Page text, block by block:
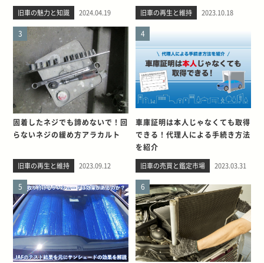
旧車の魅力と知識 2024.04.19 旧車の再生と維持 2023.10.18
3
固着したネジでも諦めないで！回
らないネジの緩め方アラカルト
旧車の再生と維持 2023.09.12
4
車庫証明は本人じゃなくても取得
できる！代理人による手続き方法
を紹介
旧車の売買と鑑定市場 2023.03.31
5 6